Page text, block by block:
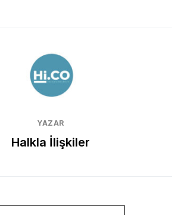
YAZAR
Halkla İlişkiler